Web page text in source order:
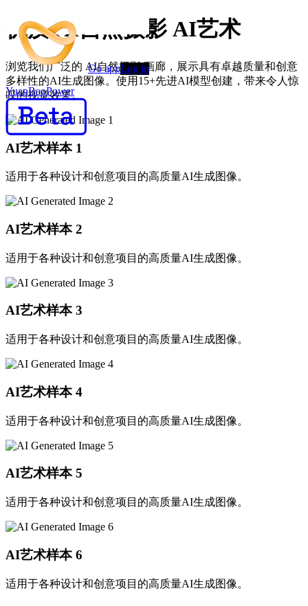
YuanBaoPower
Go appLog in
优质 AI自然摄影 AI艺术
浏览我们广泛的 AI自然摄影 画廊，展示具有卓越质量和创意
多样性的AI生成图像。使用15+先进AI模型创建，带来令人惊
叹的视觉效果。
AI艺术样本 1
适用于各种设计和创意项目的高质量AI生成图像。
AI艺术样本 2
适用于各种设计和创意项目的高质量AI生成图像。
AI艺术样本 3
适用于各种设计和创意项目的高质量AI生成图像。
AI艺术样本 4
适用于各种设计和创意项目的高质量AI生成图像。
AI艺术样本 5
适用于各种设计和创意项目的高质量AI生成图像。
AI艺术样本 6
适用于各种设计和创意项目的高质量AI生成图像。